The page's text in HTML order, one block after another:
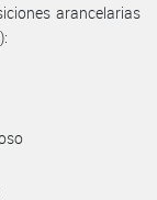
arancelarias